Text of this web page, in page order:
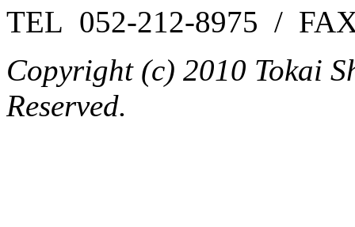
TEL 052-212-8975 /
Copyright (c) 2010 Tokai
Reserved.